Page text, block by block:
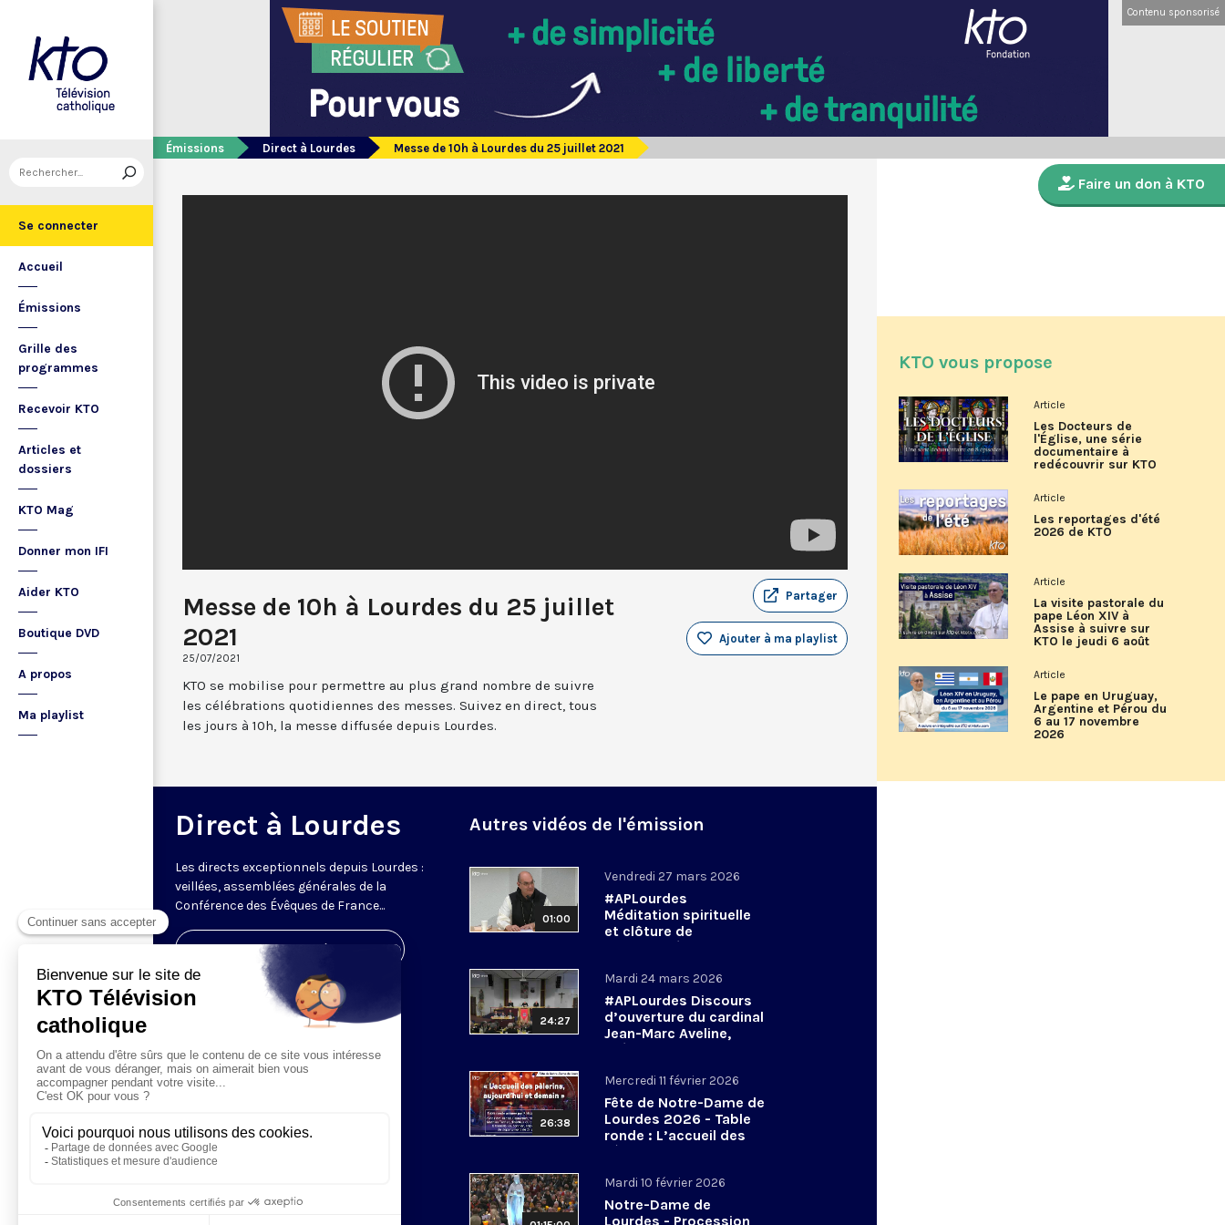
Se connecter
Accueil
Émissions
Grille des
programmes
Recevoir KTO
Articles et
dossiers
KTO Mag
Donner mon IFI
Aider KTO
Boutique DVD
A propos
Ma playlist
Contenu sponsorisé
Émissions Direct à Lourdes Messe de 10h à Lourdes du 25 juillet 2021
Messe de 10h à Lourdes du 25 juillet
2021
25/07/2021
Partager
Ajouter à ma playlist
KTO se mobilise pour permettre au plus grand nombre de suivre
les célébrations quotidiennes des messes. Suivez en direct, tous
les jours à 10h, la messe diffusée depuis Lourdes.
Direct à Lourdes
Les directs exceptionnels depuis Lourdes :
veillées, assemblées générales de la
Conférence des Évêques de France...
Visiter la page de l'émission
Autres vidéos de l'émission
01:00
Vendredi 27 mars 2026
#APLourdes
Méditation spirituelle
et clôture de
l’Assemblée des
mars 2026
24:27
Mardi 24 mars 2026
#APLourdes Discours
d’ouverture du cardinal
Jean-Marc Aveline,
président de la CEF -
26:38
Mercredi 11 février 2026
Fête de Notre-Dame de
Lourdes 2026 - Table
ronde : L’accueil des
pèlerins, aujourd’hui et
Mardi 10 février 2026
Notre-Dame de
Lourdes - Procession
Faire un don à KTO
KTO vous propose
Article
Les Docteurs de
l'Église, une série
documentaire à
redécouvrir sur KTO
Article
Les reportages d'été
2026 de KTO
Article
La visite pastorale du
pape Léon XIV à
Assise à suivre sur
KTO le jeudi 6 août
Article
Le pape en Uruguay,
Argentine et Pérou du
6 au 17 novembre
2026